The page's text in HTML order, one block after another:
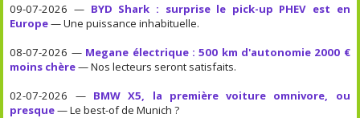
09-07-2026 — BYD Shark : surprise le pick-up PHEV est en
Europe— Une puissance inhabituelle.
08-07-2026 — Megane électrique : 500 km d'autonomie 2000 €
moins chère— Nos lecteurs seront satisfaits.
02-07-2026 — BMW X5, la première voiture omnivore, ou
presque— Le best-of de Munich ?